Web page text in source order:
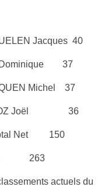
Jacques 40
37
Michel 37
COZ Joël 36
Net 150
263
actuels du